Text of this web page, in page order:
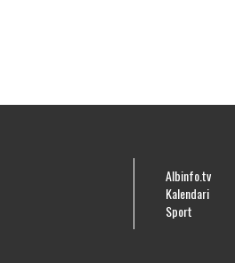
Albinfo.tv
Kalendari
Sport